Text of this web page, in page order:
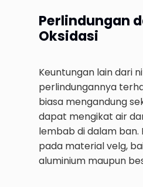
Perlindungan
Oksidasi
Keuntungan lain dari
perlindungannya
biasa mengandung
dapat mengikat air
lembab di dalam ban.
pada material velg,
aluminium maupun